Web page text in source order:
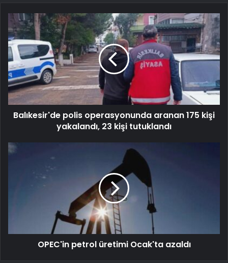
Balıkesir'de polis operasyonunda aranan 175 kişi
yakalandı, 23 kişi tutuklandı
OPEC'in petrol üretimi Ocak'ta azaldı